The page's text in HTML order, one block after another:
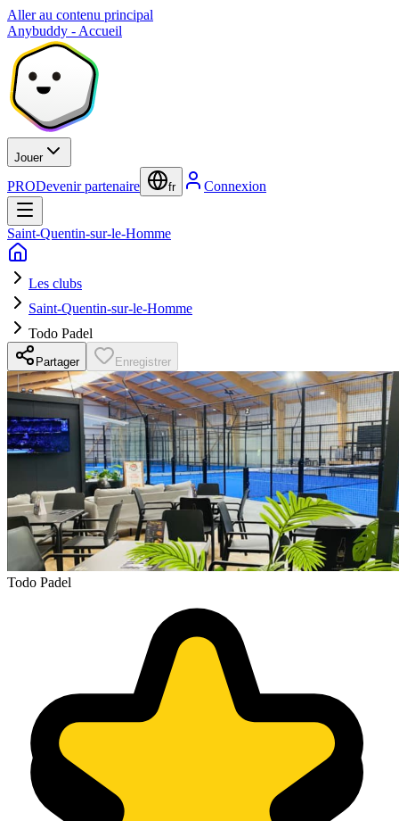
Aller au contenu principal
Anybuddy - Accueil
Jouer
PRODevenir partenaire fr Connexion
Saint-Quentin-sur-le-Homme
Les clubs
Saint-Quentin-sur-le-Homme
Todo Padel
Partager Enregistrer
Todo Padel